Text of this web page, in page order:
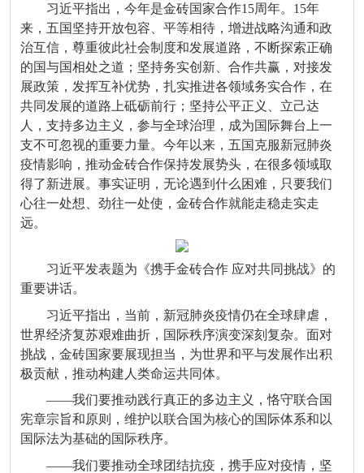
习近平指出，今年是金砖国家合作15周年。15年
来，五国坚持开放包容、平等相待，增进战略沟通和政
治互信，尊重彼此社会制度和发展道路，不断探索正确
的国与国相处之道；坚持务实创新、合作共赢，对接发
展政策，发挥互补优势，扎实推进各领域务实合作，在
共同发展的道路上砥砺前行；坚持公平正义、立己达
人，支持多边主义，参与全球治理，成为国际舞台上一
支不可忽视的重要力量。今年以来，五国克服新冠肺炎
疫情影响，推动金砖合作保持发展势头，在很多领域取
得了新进展。事实证明，无论遇到什么困难，只要我们
心往一处想、劲往一处使，金砖合作就能走稳走实走
远。
习近平发表题为《携手金砖合作 应对共同挑战》的
重要讲话。
习近平指出，当前，新冠肺炎疫情仍在全球肆虐，
世界经济复苏艰难曲折，国际秩序演变深刻复杂。面对
挑战，金砖国家要展现担当，为世界和平与发展作出积
极贡献，推动构建人类命运共同体。
——我们要推动践行真正的多边主义，恪守联合国
宪章宗旨和原则，维护以联合国为核心的国际体系和以
国际法为基础的国际秩序。
——我们要推动全球团结抗疫，携手应对疫情，坚